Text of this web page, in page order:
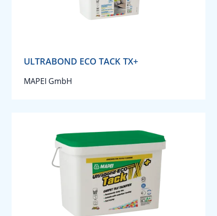
ULTRABOND ECO TACK TX+
MAPEI GmbH